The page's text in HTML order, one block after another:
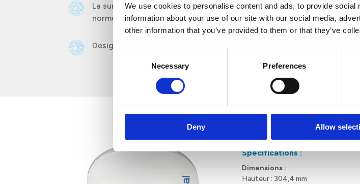
We use cookies to personalise content and ads, to provide
information about your use of our site with our social media,
other information that you’ve provided to them or that they’ve
Necessary Preferences
Deny Allow
La surface est spécialement conçue pour améliorer les
normes d’hygiène et faciliter le nettoyage et l’entretien.
Design élégant et moderne.
Spécifications :
Dimensions :
Hauteur : 304,4 mm